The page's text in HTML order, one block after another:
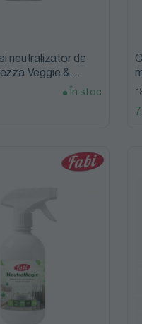
neutralizator de
Veggie &
În stoc